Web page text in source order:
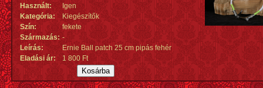
Használt:
Igen
Kategória:
Kiegészítők
Szín:
fekete
Származás: -
Leírás:
Ernie Ball patch 25 cm pipás fehér
Eladási ár:
1 800 Ft